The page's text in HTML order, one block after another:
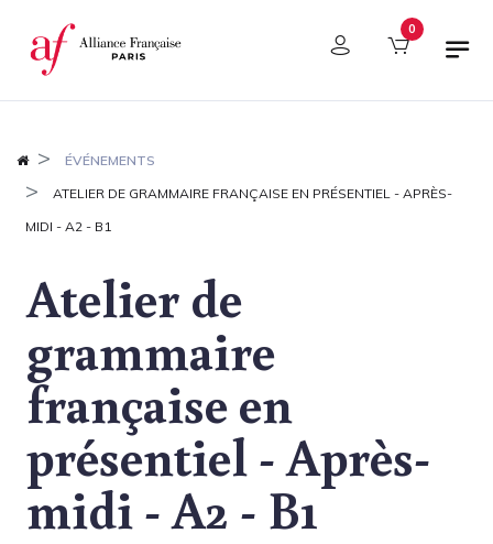
Panneau de gestion des cookies 0
ÉVÉNEMENTS
ATELIER DE GRAMMAIRE FRANÇAISE EN PRÉSENTIEL - APRÈS-
MIDI - A2 - B1
Atelier de
grammaire
française en
présentiel - Après-
midi - A2 - B1